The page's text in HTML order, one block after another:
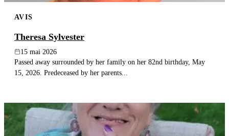
AVIS
Theresa Sylvester
15 mai 2026
Passed away surrounded by her family on her 82nd birthday, May
15, 2026. Predeceased by her parents...